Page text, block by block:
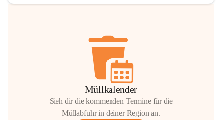
Müllkalender
Sieh dir die kommenden Termine für die
Müllabfuhr in deiner Region an.